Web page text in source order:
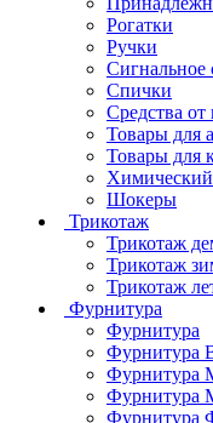
Рогатки
Ручки
Сигнальное
Спички
Средства
Товары для
Товары для
Химический
Шокеры
Трикотаж
Трикотаж
Трикотаж
Трикотаж
Фурнитура
Фурнитура
Фурнитура
Фурнитура
Фурнитура